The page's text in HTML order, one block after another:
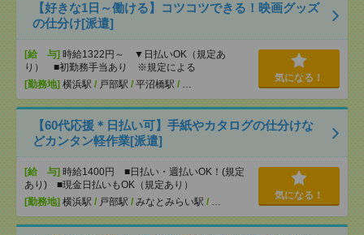
【好きな1日～働ける】コツコツできる！映画グッズ
の仕分け[派遣]
[給 与] 時給1322円～ ▼日払いOK（規定あ
り） ■初勤務手当あり ※規定による
[勤務地] 横浜駅 / 戸部駅 / 平沼橋駅 / …
気になる！
【60代応援＊日払い可】手紙やカタログの仕分けな
どカンタン軽作業[派遣]
[給 与] 時給1400円 ■日払い・週払いOK！(規定
あり) ■現金日払いもOK（規定あり）
[勤務地] 横浜駅 / 戸部駅 / みなとみらい駅 / …
気になる！